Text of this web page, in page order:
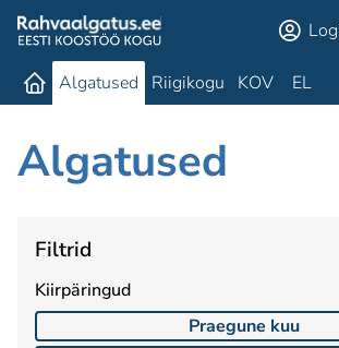
Algatused Riigikogu KOV EL
Algatused
Filtrid
Kiirpäringud
Praegune kuu